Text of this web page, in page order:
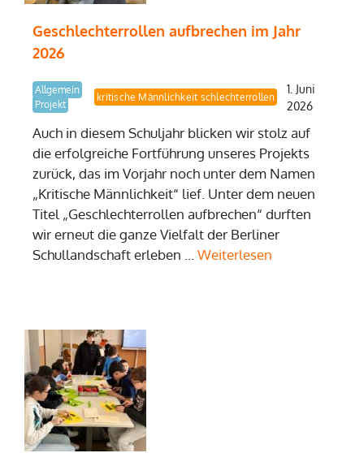
Geschlechterrollen aufbrechen im Jahr
2026
Allgemein
Projekt
Demokratielernen Geschlechterrollen
kritische Männlichkeit
1. Juni
2026
Auch in diesem Schuljahr blicken wir stolz auf
die erfolgreiche Fortführung unseres Projekts
zurück, das im Vorjahr noch unter dem Namen
„Kritische Männlichkeit“ lief. Unter dem neuen
Titel „Geschlechterrollen aufbrechen“ durften
wir erneut die ganze Vielfalt der Berliner
Schullandschaft erleben … Weiterlesen